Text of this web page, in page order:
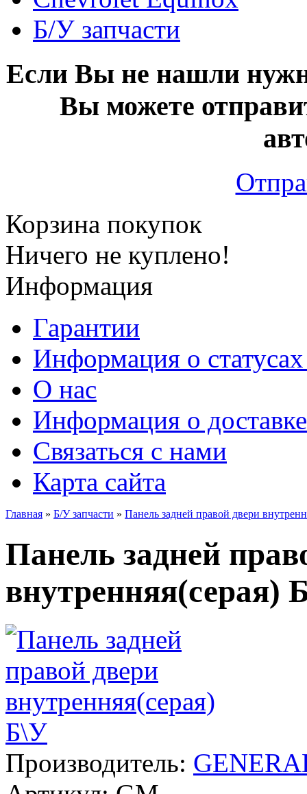
Б/У запчасти
Если Вы не нашли
Вы можете
Корзина покупок
Ничего не куплено!
Информация
Гарантии
Информация о статусах
О нас
Информация о доставке
Связаться с нами
Карта сайта
Главная » Б/У запчасти » Панель задней правой двери
Панель задней
внутренняя(серая)
Производитель: